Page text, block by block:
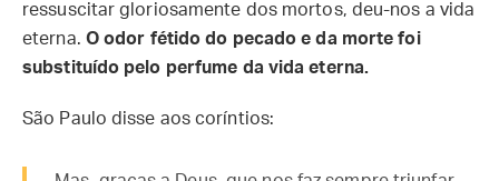
ressuscitar gloriosamente dos mortos, deu-nos a vida
eterna. O odor fétido do pecado e da morte foi
substituído pelo perfume da vida eterna.
São Paulo disse aos coríntios: